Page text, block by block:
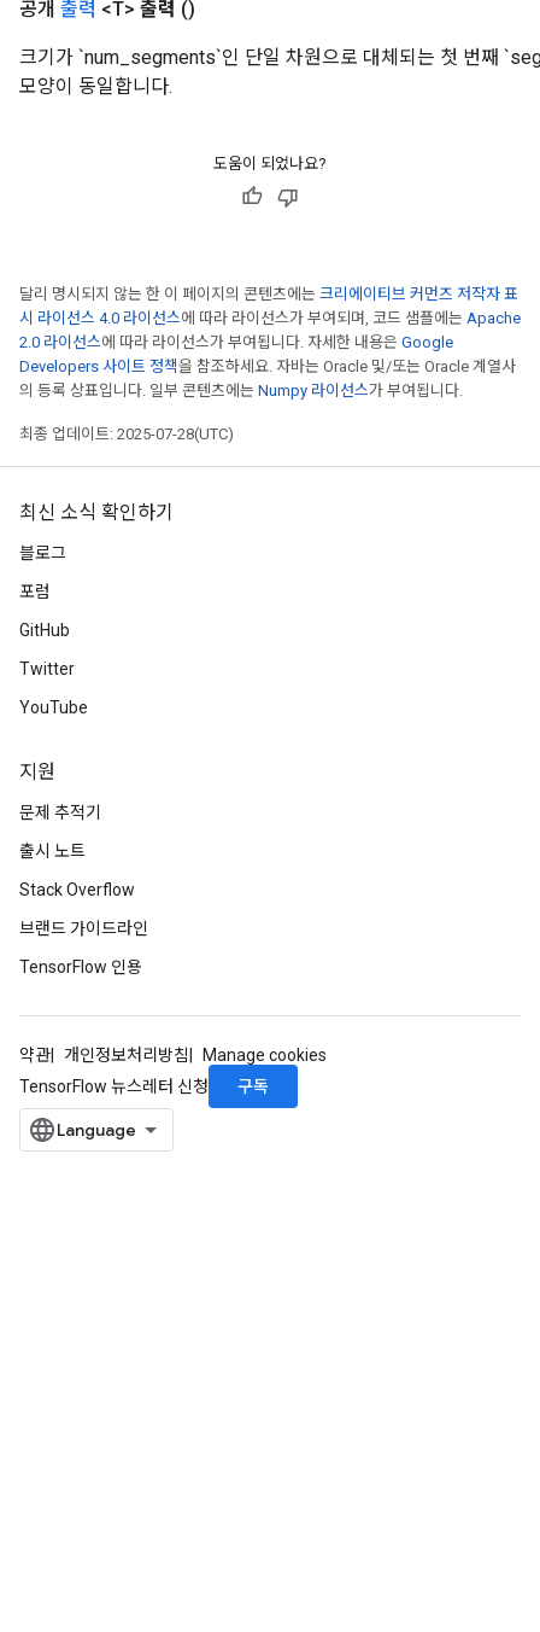
공개 출력 <T> 출력 ()
크기가 `num_segments`인 단일 차원으로 대체되는 첫 번째
모양이 동일합니다.
도움이 되었나요?
달리 명시되지 않는 한 이 페이지의 콘텐츠에는 크리에이티브 커먼즈 저작자 표
시 라이선스 4.0 라이선스에 따라 라이선스가 부여되며, 코드 샘플에는 Apache
2.0 라이선스에 따라 라이선스가 부여됩니다. 자세한 내용은 Google
Developers 사이트 정책을 참조하세요. 자바는 Oracle 및/또는 Oracle 계열사
의 등록 상표입니다. 일부 콘텐츠에는 Numpy 라이선스가 부여됩니다.
최종 업데이트: 2025-07-28(UTC)
최신 소식 확인하기
블로그
포럼
GitHub
Twitter
YouTube
지원
문제 추적기
출시 노트
Stack Overflow
브랜드 가이드라인
TensorFlow 인용
약관 개인정보처리방침
Manage cookies
TensorFlow 뉴스레터 신청
구독